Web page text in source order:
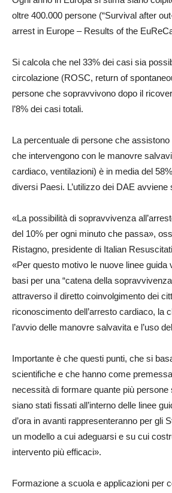
oltre 400.000 persone (“Survival after
arrest in Europe – Results of the
Si calcola che nel 33% dei casi sia
circolazione (ROSC, return of
persone che sopravvivono dopo il
l’8% dei casi totali.
La percentuale di persone che assistono
che intervengono con le manovre
cardiaco, ventilazioni) è in media del
diversi Paesi. L’utilizzo dei DAE avviene
«La possibilità di sopravvivenza
del 10% per ogni minuto che passa»,
Ristagno, presidente di Italian
«Per questo motivo le nuove linee guida
basi per una “catena della
attraverso il diretto coinvolgimento dei
riconoscimento dell’arresto cardiaco, la
l’avvio delle manovre salvavita e l’uso
Importante è che questi punti, che si
scientifiche e che hanno come
necessità di formare quante più
siano stati fissati all’interno delle linee
d’ora in avanti rappresenteranno per gli
un modello a cui adeguarsi e su cui
intervento più efficaci».
Formazione a scuola e applicazioni per